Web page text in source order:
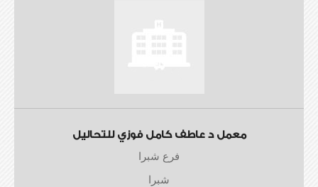
معمل د عاطف كامل فوزي للتحاليل
فرع شبرا
شبرا